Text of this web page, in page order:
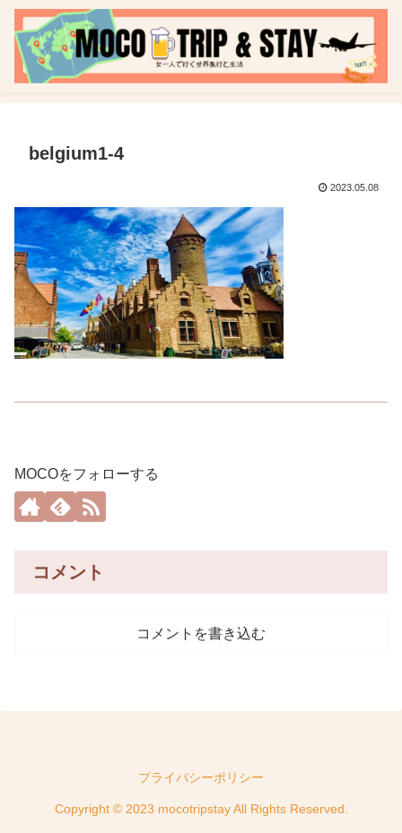
belgium1-4
2023.05.08
MOCOをフォローする
コメント
コメントを書き込む
プライバシーポリシー
Copyright © 2023 mocotripstay All Rights Reserved.